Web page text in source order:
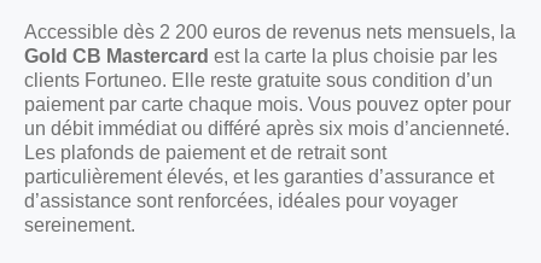
Accessible dès 2 200 euros de revenus nets mensuels, la
Gold CB Mastercard est la carte la plus choisie par les
clients Fortuneo. Elle reste gratuite sous condition d’un
paiement par carte chaque mois. Vous pouvez opter pour
un débit immédiat ou différé après six mois d’ancienneté.
Les plafonds de paiement et de retrait sont
particulièrement élevés, et les garanties d’assurance et
d’assistance sont renforcées, idéales pour voyager
sereinement.